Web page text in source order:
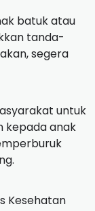
batuk atau
tanda-
segera
untuk
kepada anak
Kesehatan